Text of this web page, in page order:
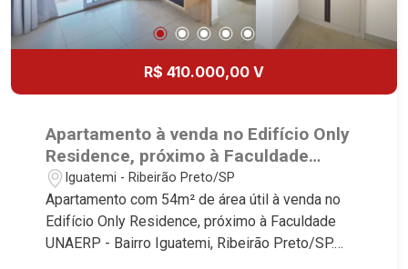
R$ 410.000,00 V
Apartamento à venda no Edifício Only
Residence, próximo à Faculdade
UNAERP - Ribeirão Preto/SP.
Iguatemi - Ribeirão Preto/SP
Apartamento com 54m² de área útil à venda no
Edifício Only Residence, próximo à Faculdade
UNAERP - Bairro Iguatemi, Ribeirão Preto/SP.